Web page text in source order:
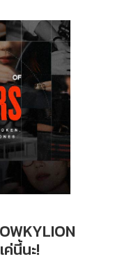
นี้นะ!